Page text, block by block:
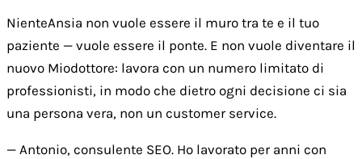
NienteAnsia non vuole essere il muro tra te e il tuo
paziente — vuole essere il ponte. E non vuole diventare il
nuovo Miodottore: lavora con un numero limitato di
professionisti, in modo che dietro ogni decisione ci sia
una persona vera, non un customer service.
— Antonio, consulente SEO. Ho lavorato per anni con